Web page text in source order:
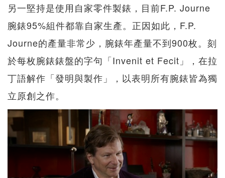
另一堅持是使用自家零件製錶，目前F.P. Journe
腕錶95%組件都靠自家生產。正因如此，F.P.
Journe的產量非常少，腕錶年產量不到900枚。刻
於每枚腕錶錶盤的字句「Invenit et Fecit」，在拉
丁語解作「發明與製作」，以表明所有腕錶皆為獨
立原創之作。